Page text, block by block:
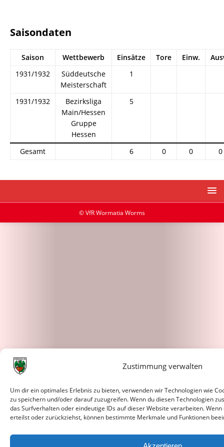
Zustimmung verwalten
Um dir ein optimales Erlebnis zu bieten, verwenden wir Technologien wie
zu speichern und/oder darauf zuzugreifen. Wenn du diesen Technologien
das Surfverhalten oder eindeutige IDs auf dieser Website verarbeiten.
erteilst oder zurückziehst, können bestimmte Merkmale und Funktionen
Saisondaten
Saison Wettbewerb Einsätze Tore Einw.
1931/1932
Süddeutsche
Meisterschaft
1
1931/1932
Bezirksliga
Main/Hessen
Gruppe
Hessen
5
Gesamt 6 0 0 0
© VfR Wormatia Worms